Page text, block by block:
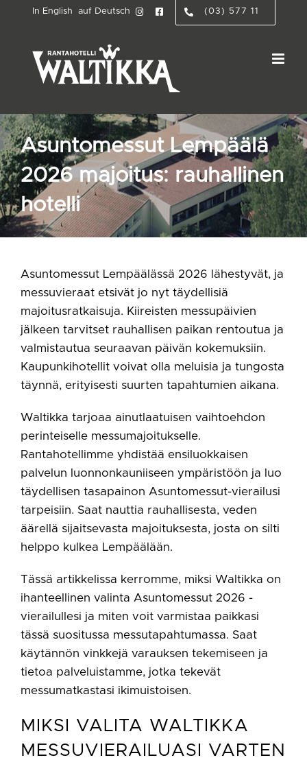
In English auf Deutsch (03) 577 11
Asuntomessut Lempäälä
2026 majoitus: rauhallinen
hotelli
Asuntomessut Lempäälässä 2026 lähestyvät, ja
messuvieraat etsivät jo nyt täydellisiä
majoitusratkaisuja. Kiireisten messupäivien
jälkeen tarvitset rauhallisen paikan rentoutua ja
valmistautua seuraavan päivän kokemuksiin.
Kaupunkihotellit voivat olla meluisia ja tungosta
täynnä, erityisesti suurten tapahtumien aikana.
Waltikka tarjoaa ainutlaatuisen vaihtoehdon
perinteiselle messumajoitukselle.
Rantahotellimme yhdistää ensiluokkaisen
palvelun luonnonkauniiseen ympäristöön ja luo
täydellisen tasapainon Asuntomessut-vierailusi
tarpeisiin. Saat nauttia rauhallisesta, veden
äärellä sijaitsevasta majoituksesta, josta on silti
helppo kulkea Lempäälään.
Tässä artikkelissa kerromme, miksi Waltikka on
ihanteellinen valinta Asuntomessut 2026 -
vierailullesi ja miten voit varmistaa paikkasi
tässä suositussa messutapahtumassa. Saat
käytännön vinkkejä varauksen tekemiseen ja
tietoa palveluistamme, jotka tekevät
messumatkastasi ikimuistoisen.
MIKSI VALITA WALTIKKA
MESSUVIERAILUASI VARTEN